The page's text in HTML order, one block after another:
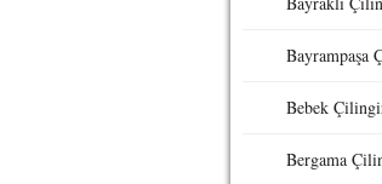
Bayrampaşa
Bebek
Bergama